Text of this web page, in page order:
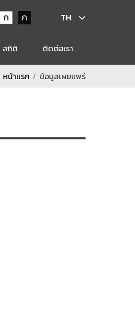
ก ก TH
สถิติ ติดต่อเรา
หน้าแรก ข้อมูลเผยแพร่